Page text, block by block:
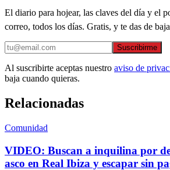
El diario para hojear, las claves del día y el
correo, todos los días. Gratis, y te das de
Suscribirme
Al suscribirte aceptas nuestro aviso de
baja cuando quieras.
Relacionadas
Comunidad
VIDEO: Buscan a inquilina por
asco en Real Ibiza y escapar sin